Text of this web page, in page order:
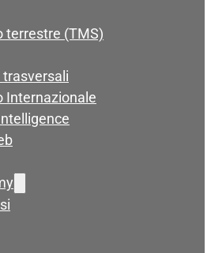
terrestre (TMS)
Internazionale